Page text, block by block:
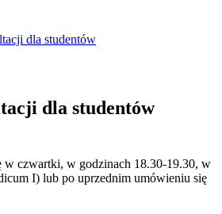
dla studentów
dla studentów
w czwartki, w godzinach 18.30-19.30, w
I) lub po uprzednim umówieniu się